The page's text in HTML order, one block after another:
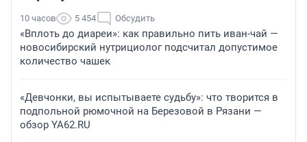
10 часов 5 454 Обсудить
«Вплоть до диареи»: как правильно пить иван-чай —
новосибирский нутрициолог подсчитал допустимое
количество чашек
«Девчонки, вы испытываете судьбу»: что творится в
подпольной рюмочной на Березовой в Рязани —
обзор YA62.RU